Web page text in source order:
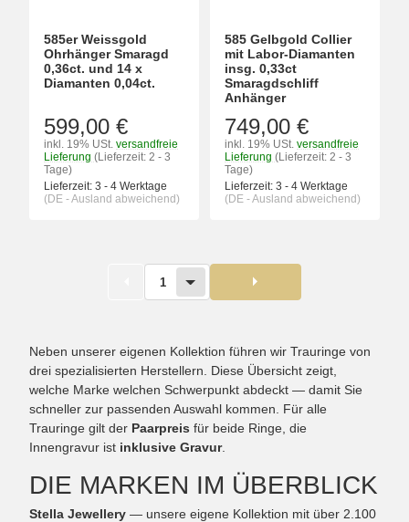
585er Weissgold
Ohrhänger Smaragd
0,36ct. und 14 x
Diamanten 0,04ct.
599,00 €
inkl. 19% USt. versandfreie
Lieferung (Lieferzeit: 2 - 3
Tage)
Lieferzeit: 3 - 4 Werktage
(DE - Ausland abweichend)
585 Gelbgold Collier
mit Labor-Diamanten
insg. 0,33ct
Smaragdschliff
Anhänger
749,00 €
inkl. 19% USt. versandfreie
Lieferung (Lieferzeit: 2 - 3
Tage)
Lieferzeit: 3 - 4 Werktage
(DE - Ausland abweichend)
1
Neben unserer eigenen Kollektion führen wir Trauringe von
drei spezialisierten Herstellern. Diese Übersicht zeigt,
welche Marke welchen Schwerpunkt abdeckt — damit Sie
schneller zur passenden Auswahl kommen. Für alle
Trauringe gilt der Paarpreis für beide Ringe, die
Innengravur ist inklusive Gravur.
DIE MARKEN IM ÜBERBLICK
Stella Jewellery — unsere eigene Kollektion mit über 2.100